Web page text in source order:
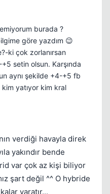
burada ?
göre yazdım 😉
ki çok zorlanırsan
setin olsun. Karşında
aynı şekilde +4-+5 fb
yatıyor kim kral
verdiği havayla direk
yakındır bende
var çok az kişi biliyor
şart değil ^^ O hybride
yaratır...